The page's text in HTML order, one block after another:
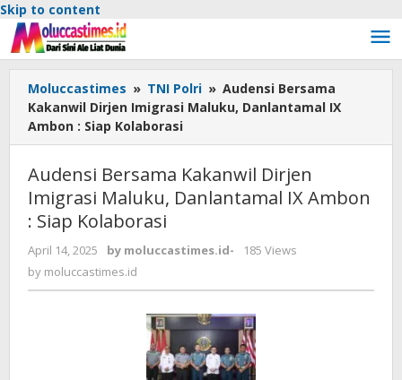
Skip to content
Moluccastimes » TNI Polri » Audensi Bersama
Kakanwil Dirjen Imigrasi Maluku, Danlantamal IX
Ambon : Siap Kolaborasi
Audensi Bersama Kakanwil Dirjen
Imigrasi Maluku, Danlantamal IX Ambon
: Siap Kolaborasi
April 14, 2025 by moluccastimes.id-
185 Views
by moluccastimes.id